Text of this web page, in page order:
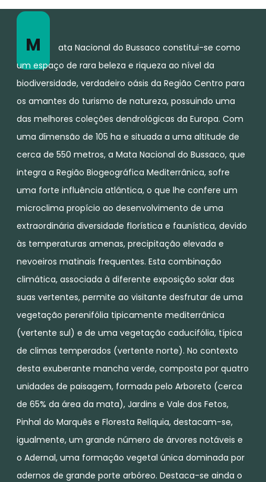
M
ata Nacional do Bussaco constitui-se como
um espaço de rara beleza e riqueza ao nível da
biodiversidade, verdadeiro oásis da Região Centro para
os amantes do turismo de natureza, possuindo uma
das melhores coleções dendrológicas da Europa. Com
uma dimensão de 105 ha e situada a uma altitude de
cerca de 550 metros, a Mata Nacional do Bussaco, que
integra a Região Biogeográfica Mediterrânica, sofre
uma forte influência atlântica, o que lhe confere um
microclima propício ao desenvolvimento de uma
extraordinária diversidade florística e faunística, devido
às temperaturas amenas, precipitação elevada e
nevoeiros matinais frequentes. Esta combinação
climática, associada à diferente exposição solar das
suas vertentes, permite ao visitante desfrutar de uma
vegetação perenifólia tipicamente mediterrânica
(vertente sul) e de uma vegetação caducifólia, típica
de climas temperados (vertente norte). No contexto
desta exuberante mancha verde, composta por quatro
unidades de paisagem, formada pelo Arboreto (cerca
de 65% da área da mata), Jardins e Vale dos Fetos,
Pinhal do Marquês e Floresta Relíquia, destacam-se,
igualmente, um grande número de árvores notáveis e
o Adernal, uma formação vegetal única dominada por
adernos de grande porte arbóreo. Destaca-se ainda o